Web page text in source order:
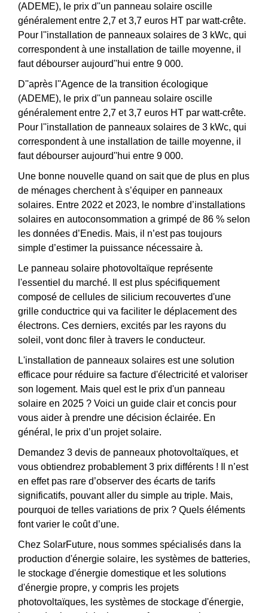
(ADEME), le prix d''un panneau solaire oscille
généralement entre 2,7 et 3,7 euros HT par watt-crête.
Pour l''installation de panneaux solaires de 3 kWc, qui
correspondent à une installation de taille moyenne, il
faut débourser aujourd''hui entre 9 000.
D''après l''Agence de la transition écologique
(ADEME), le prix d''un panneau solaire oscille
généralement entre 2,7 et 3,7 euros HT par watt-crête.
Pour l''installation de panneaux solaires de 3 kWc, qui
correspondent à une installation de taille moyenne, il
faut débourser aujourd''hui entre 9 000.
Une bonne nouvelle quand on sait que de plus en plus
de ménages cherchent à s’équiper en panneaux
solaires. Entre 2022 et 2023, le nombre d’installations
solaires en autoconsommation a grimpé de 86 % selon
les données d’Enedis. Mais, il n’est pas toujours
simple d’estimer la puissance nécessaire à.
Le panneau solaire photovoltaïque représente
l'essentiel du marché. Il est plus spécifiquement
composé de cellules de silicium recouvertes d'une
grille conductrice qui va faciliter le déplacement des
électrons. Ces derniers, excités par les rayons du
soleil, vont donc filer à travers le conducteur.
L'installation de panneaux solaires est une solution
efficace pour réduire sa facture d'électricité et valoriser
son logement. Mais quel est le prix d'un panneau
solaire en 2025 ? Voici un guide clair et concis pour
vous aider à prendre une décision éclairée. En
général, le prix d’un projet solaire.
Demandez 3 devis de panneaux photovoltaïques, et
vous obtiendrez probablement 3 prix différents ! Il n’est
en effet pas rare d’observer des écarts de tarifs
significatifs, pouvant aller du simple au triple. Mais,
pourquoi de telles variations de prix ? Quels éléments
font varier le coût d’une.
Chez SolarFuture, nous sommes spécialisés dans la
production d'énergie solaire, les systèmes de batteries,
le stockage d'énergie domestique et les solutions
d'énergie propre, y compris les projets
photovoltaïques, les systèmes de stockage d'énergie,